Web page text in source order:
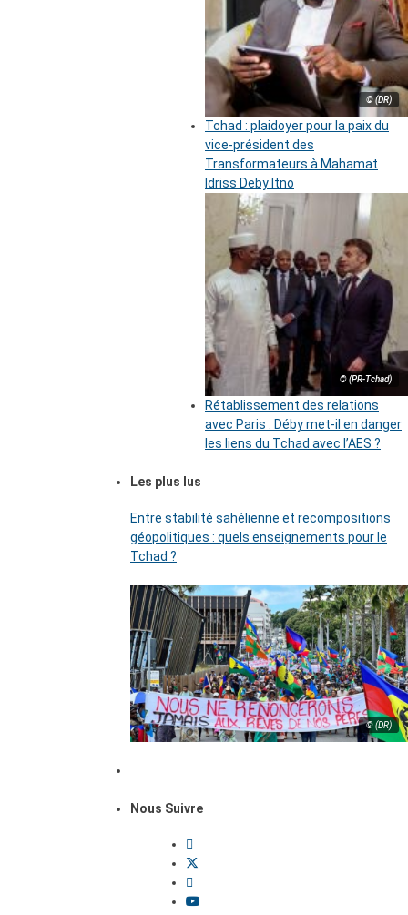
© (DR)
Tchad : plaidoyer pour la paix du
vice-président des
Transformateurs à Mahamat
Idriss Deby Itno
© (PR-Tchad)
Rétablissement des relations
avec Paris : Déby met-il en danger
les liens du Tchad avec l’AES ?
Les plus lus
Entre stabilité sahélienne et recompositions
géopolitiques : quels enseignements pour le
Tchad ?
© (DR)
Nous Suivre